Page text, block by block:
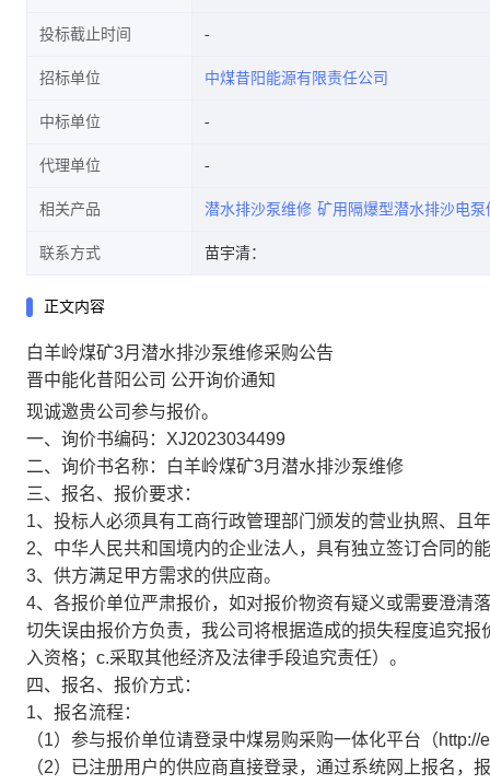
投标截止时间
招标单位 中煤昔阳能源有限责任公司
中标单位
代理单位
相关产品 潜水排沙泵维修 矿用隔爆型潜水排沙电泵
联系方式 苗宇清：
正文内容
白羊岭煤矿3月潜水排沙泵维修采购公告
晋中能化昔阳公司 公开询价通知
现诚邀贵公司参与报价。
一、询价书编码：XJ2023034499
二、询价书名称：白羊岭煤矿3月潜水排沙泵维修
三、报名、报价要求：
1、投标人必须具有工商行政管理部门颁发的营业执照、且
2、中华人民共和国境内的企业法人，具有独立签订合同的
3、供方满足甲方需求的供应商。
4、各报价单位严肃报价，如对报价物资有疑义或需要澄清
切失误由报价方负责，我公司将根据造成的损失程度追究
入资格；c.采取其他经济及法律手段追究责任）。
四、报名、报价方式：
1、报名流程：
（1）参与报价单位请登录中煤易购采购一体化平台（
（2）已注册用户的供应商直接登录，通过系统网上报名